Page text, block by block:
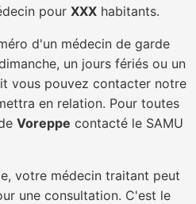
pour XXX habitants.
d'un médecin de garde
un jours fériés ou un
vous pouvez contacter notre
en relation. Pour toutes
Voreppe contacté le SAMU
votre médecin traitant peut
une consultation. C'est le